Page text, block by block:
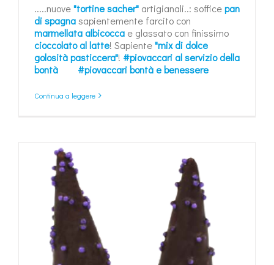
.....nuove"tortine sacher" artigianali..: sofficepan
di spagnasapientemente farcito con
marmellata albicocca e glassato con finissimo
cioccolato al latte! Sapiente"mix di dolce
golosità pasticcera"! #piovaccari al servizio della
bontà
#piovaccari bontà e benessere
Continua a leggere